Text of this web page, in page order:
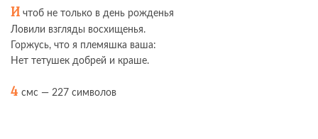
И чтоб не только в день рожденья
Ловили взгляды восхищенья.
Горжусь, что я племяшка ваша:
Нет тетушек добрей и краше.
4 смс — 227 символов